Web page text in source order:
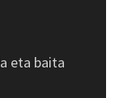
eta baita